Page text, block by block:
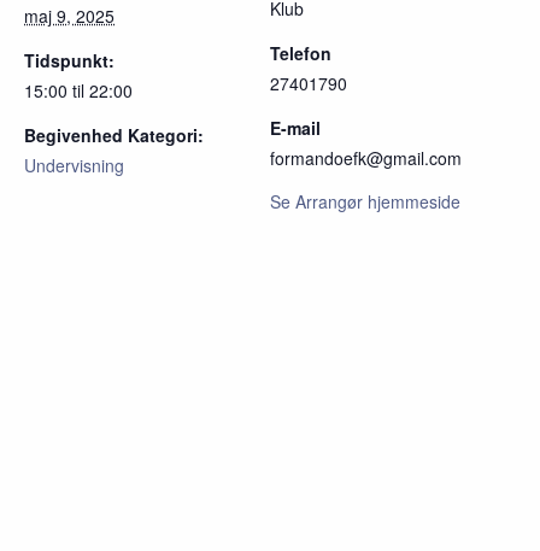
maj 9, 2025
Tidspunkt:
15:00 til 22:00
Begivenhed Kategori:
Undervisning
Klub
Telefon
27401790
E-mail
formandoefk@gmail.com
Se Arrangør hjemmeside